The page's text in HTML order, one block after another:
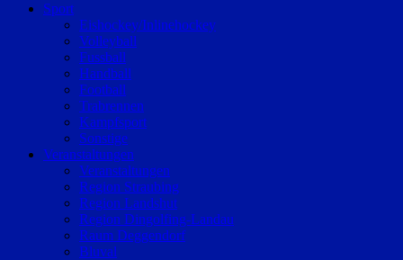
Sport
Eishockey/Inlinehockey
Volleyball
Fussball
Handball
Football
Trabrennen
Kampfsport
Sonstige
Veranstaltungen
Veranstaltungen
Region Straubing
Region Landshut
Region Dingolfing-Landau
Raum Deggendorf
Bluval